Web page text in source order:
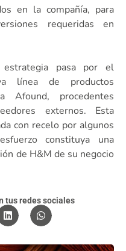
en la compañía, para
requeridas en
pasa por el
línea de productos
Afound, procedentes
externos. Esta
con recelo por algunos
constituya una
de H&M de su negocio
tus redes sociales